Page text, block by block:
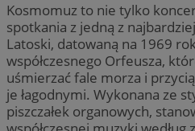
Kosmomuz to nie tylko
spotkania z jedną z
Latoski, datowaną na 1969
współczesnego Orfeusza,
uśmierzać fale morza i
je łagodnymi. Wykonana ze
piszczałek organowych,